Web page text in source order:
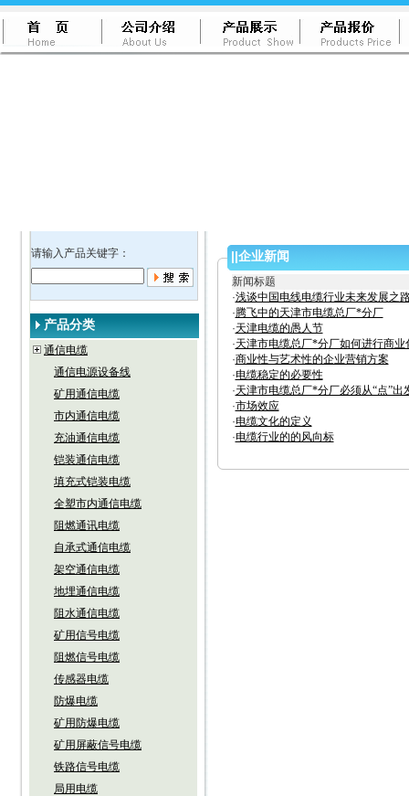
请输入产品关键字：
产品分类
通信电缆
通信电源设备线
矿用通信电缆
市内通信电缆
充油通信电缆
铠装通信电缆
填充式铠装电缆
全塑市内通信电缆
阻燃通讯电缆
自承式通信电缆
架空通信电缆
地埋通信电缆
阻水通信电缆
矿用信号电缆
阻燃信号电缆
传感器电缆
防爆电缆
矿用防爆电缆
矿用屏蔽信号电缆
铁路信号电缆
局用电缆
||企业新闻
新闻标题
·浅谈中国电线电缆行业未来发展之
·腾飞中的天津市电缆总厂*分厂
·天津电缆的愚人节
·天津市电缆总厂*分厂如何进行商业
·商业性与艺术性的企业营销方案
·电缆稳定的必要性
·天津市电缆总厂*分厂必须从“点”出
·市场效应
·电缆文化的定义
·电缆行业的的风向标